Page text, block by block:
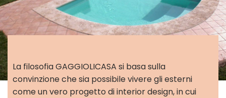
La filosofia GAGGIOLICASA si basa sulla
convinzione che sia possibile vivere gli esterni
come un vero progetto di interior design, in cui